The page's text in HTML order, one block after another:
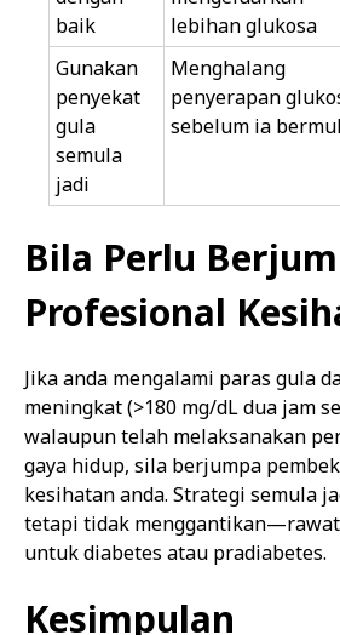
baik
lebihan glukosa
Gunakan
penyekat
gula
semula
jadi
Menghalang
penyerapan
sebelum ia
Bila Perlu
Profesional
Jika anda mengalami paras gula
meningkat (>180 mg/dL dua jam
walaupun telah melaksanakan
gaya hidup, sila berjumpa
kesihatan anda. Strategi semula
tetapi tidak
untuk diabetes atau pradiabetes.
Kesimpulan